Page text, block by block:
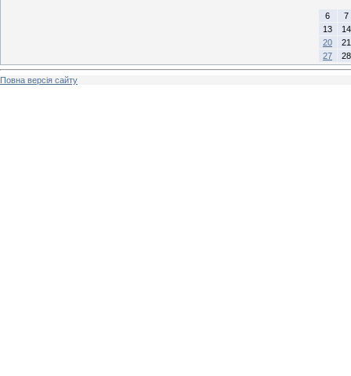
6
7
13
14
20
21
27
28
Повна версія сайту